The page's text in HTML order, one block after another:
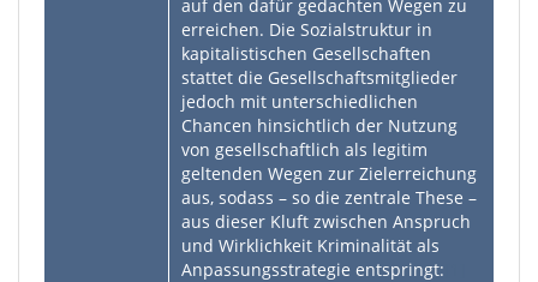
auf den dafür gedachten Wegen zu
erreichen. Die Sozialstruktur in
kapitalistischen Gesellschaften
stattet die Gesellschaftsmitglieder
jedoch mit unterschiedlichen
Chancen hinsichtlich der Nutzung
von gesellschaftlich als legitim
geltenden Wegen zur Zielerreichung
aus, sodass – so die zentrale These –
aus dieser Kluft zwischen Anspruch
und Wirklichkeit Kriminalität als
Anpassungsstrategie entspringt: